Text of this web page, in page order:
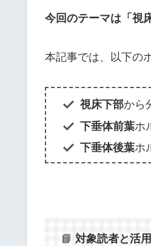
今回のテーマは「視
本記事では、以下の
視床下部から
下垂体前葉ホ
下垂体後葉ホ
📘 対象読者と活